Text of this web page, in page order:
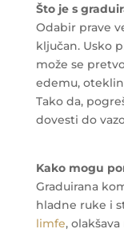
Što je s
Odabir prave
ključan. Usko
može se
edemu,
Tako da,
dovesti do
Kako mogu
Graduirana
hladne ruke i
limfe,